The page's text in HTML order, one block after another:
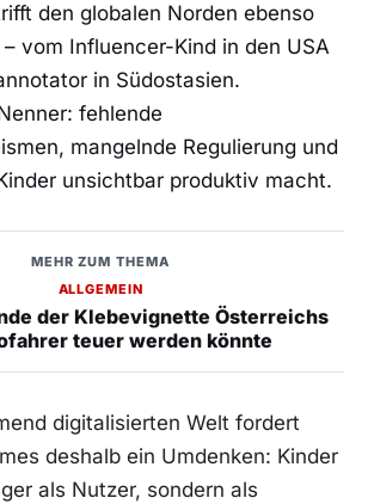
den globalen Norden ebenso
vom Influencer-Kind in den USA
in Südostasien.
fehlende
mangelnde Regulierung und
unsichtbar produktiv macht.
MEHR ZUM THEMA
ALLGEMEIN
der Klebevignette Österreichs
teuer werden könnte
digitalisierten Welt fordert
deshalb ein Umdenken: Kinder
als Nutzer, sondern als